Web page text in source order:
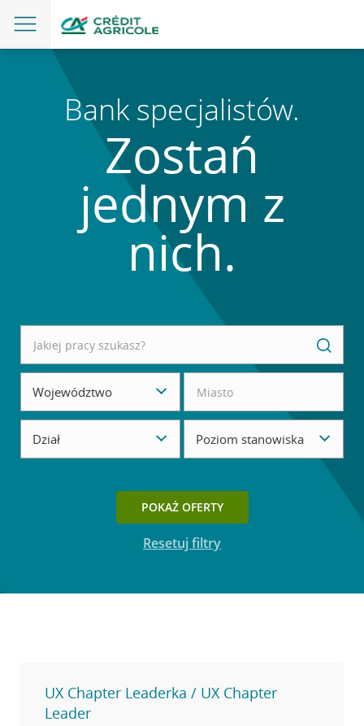
Bank specjalistów.
Zostań
jednym z
nich.
Województwo
Dział Poziom stanowiska
POKAŻ OFERTY
Resetuj filtry
Przycisk dostępny, gdy ustawisz filtry wyszukiwania.
UX Chapter Leaderka / UX Chapter
Leader